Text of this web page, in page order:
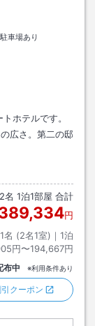
駐車場あり
ホテルです。
広さ。第二の邸
2名 1泊1部屋 合計
円
名 (2名1室)｜ 1泊
円〜194,667円
布中 ※利用条件あり
クーポン